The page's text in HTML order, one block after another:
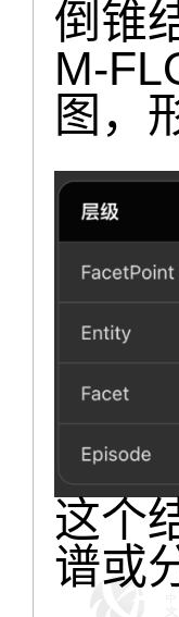
倒锥
M-
图，
这个
谱或